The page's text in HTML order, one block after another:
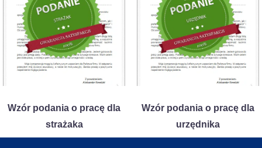
Wzór podania o pracę dla
strażaka
Wzór podania o pracę dla
urzędnika